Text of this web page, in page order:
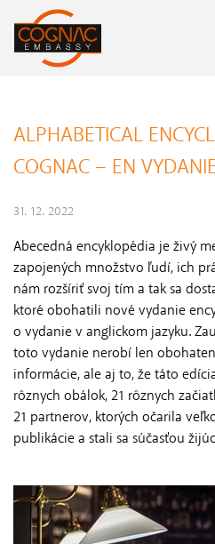
ALPHABETICAL
COGNAC – EN
31. 12. 2022
Abecedná encyklopédia je živý
zapojených množstvo ľudí, ich
nám rozšíriť svoj tím a tak sa
ktoré obohatili nové vydanie
o vydanie v anglickom jazyku.
toto vydanie nerobí len
informácie, ale aj to, že táto
rôznych obálok, 21 rôznych
21 partnerov, ktorých očarila
publikácie a stali sa súčasťou